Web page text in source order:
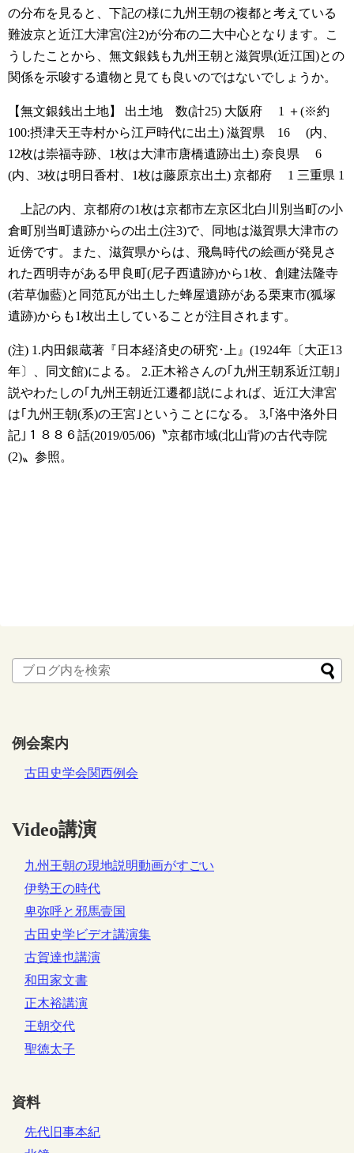
の分布を見ると、下記の様に九州王朝の複都と考えている
難波京と近江大津宮(注2)が分布の二大中心となります。こ
うしたことから、無文銀銭も九州王朝と滋賀県(近江国)との
関係を示唆する遺物と見ても良いのではないでしょうか。
【無文銀銭出土地】 出土地 数(計25) 大阪府 1 ＋(※約
100:摂津天王寺村から江戸時代に出土) 滋賀県 16 (内、
12枚は崇福寺跡、1枚は大津市唐橋遺跡出土) 奈良県 6
(内、3枚は明日香村、1枚は藤原京出土) 京都府 1 三重県 1
上記の内、京都府の1枚は京都市左京区北白川別当町の小
倉町別当町遺跡からの出土(注3)で、同地は滋賀県大津市の
近傍です。また、滋賀県からは、飛鳥時代の絵画が発見さ
れた西明寺がある甲良町(尼子西遺跡)から1枚、創建法隆寺
(若草伽藍)と同范瓦が出土した蜂屋遺跡がある栗東市(狐塚
遺跡)からも1枚出土していることが注目されます。
(注) 1.内田銀蔵著『日本経済史の研究･上』(1924年〔大正13
年〕、同文館)による。
2.正木裕さんの｢九州王朝系近江朝｣
説やわたしの｢九州王朝近江遷都｣説によれば、近江大津宮
は｢九州王朝(系)の王宮｣ということになる。
3,｢洛中洛外日
記｣１８８６話(2019/05/06)〝京都市域(北山背)の古代寺院
(2)〟参照。
例会案内
古田史学会関西例会
Video講演
九州王朝の現地説明動画がすごい
伊勢王の時代
卑弥呼と邪馬壹国
古田史学ビデオ講演集
古賀達也講演
和田家文書
正木裕講演
王朝交代
聖徳太子
資料
先代旧事本紀